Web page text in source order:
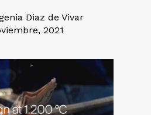
Diaz de Vivar
2021